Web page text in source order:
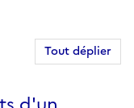
Tout déplier